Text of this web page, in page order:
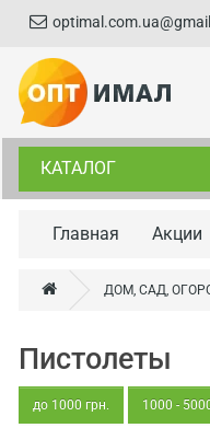
КАТАЛОГ
Главная Акции
ДОМ, САД,
Пистолеты
до 1000 грн. 1000 -